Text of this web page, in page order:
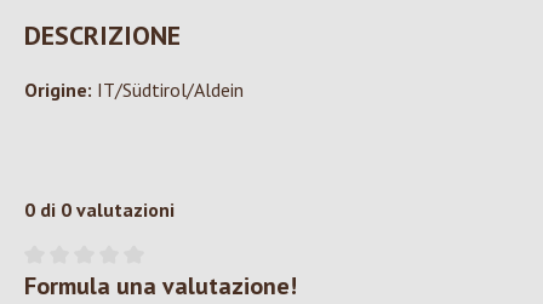
DESCRIZIONE
Origine: IT/Südtirol/Aldein
0 di 0 valutazioni
Valutazione media di 0 su 5 stelle
Formula una valutazione!